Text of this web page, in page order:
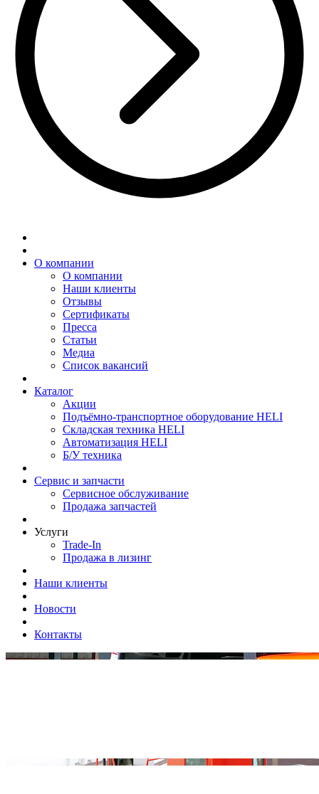
О компании
О компании
Наши клиенты
Отзывы
Сертификаты
Пресса
Статьи
Медиа
Список вакансий
Каталог
Акции
Подъёмно-транспортное оборудование HELI
Складская техника HELI
Автоматизация HELI
Б/У техника
Сервис и запчасти
Сервисное обслуживание
Продажа запчастей
Услуги
Trade-In
Продажа в лизинг
Наши клиенты
Новости
Контакты